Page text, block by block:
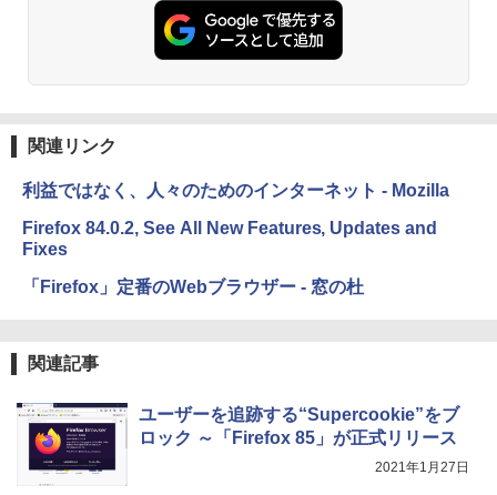
関連リンク
利益ではなく、人々のためのインターネット - Mozilla
Firefox 84.0.2, See All New Features, Updates and
Fixes
「Firefox」定番のWebブラウザー - 窓の杜
関連記事
ユーザーを追跡する“Supercookie”をブ
ロック ～「Firefox 85」が正式リリース
2021年1月27日